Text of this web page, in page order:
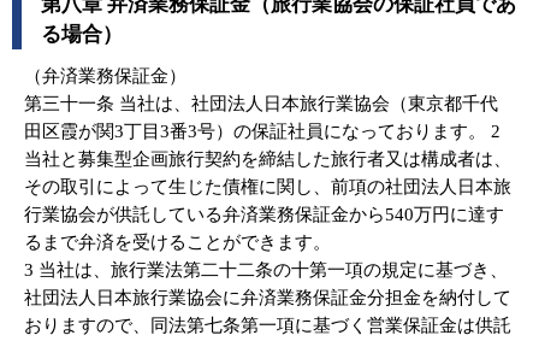
る場合）
（弁済業務保証金）
第三十一条 当社は、社団法人日本旅行業協会（東京都千代
田区霞が関3丁目3番3号）の保証社員になっております。 2
当社と募集型企画旅行契約を締結した旅行者又は構成者は、
その取引によって生じた債権に関し、前項の社団法人日本旅
行業協会が供託している弁済業務保証金から540万円に達す
るまで弁済を受けることができます。
3 当社は、旅行業法第二十二条の十第一項の規定に基づき、
社団法人日本旅行業協会に弁済業務保証金分担金を納付して
おりますので、同法第七条第一項に基づく営業保証金は供託